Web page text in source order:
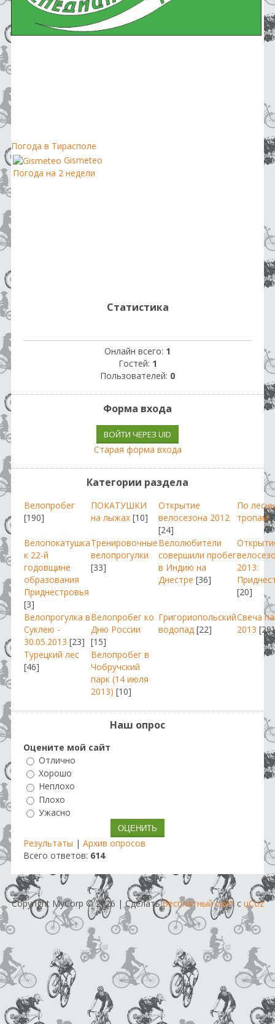
Погода в Тирасполе
Gismeteo
Погода на 2 недели
Статистика
Онлайн всего: 1
Гостей: 1
Пользователей: 0
Форма входа
ВОЙТИ ЧЕРЕЗ UID
Старая форма входа
Категории раздела
Велопробег
[190]
ПОКАТУШКИ
на лыжах [10]
Открытие
велосезона 2012
[24]
По
тропам
Велопокатушка
к 22-й
годовщине
образования
Приднестровья
[3]
Тренировочные
велопрогулки
[33]
Велолюбители
совершили пробег
в Индию на
Днестре [36]
2013:
[20]
Велопрогулка в
Суклею -
30.05.2013 [23]
Велопробег ко
Дню России
[15]
Григориопольский
водопад [22]
Свеча
2013 [29]
Турецкий лес
[46]
Велопробег в
Чобручский
парк (14 июля
2013) [10]
Наш опрос
Оцените мой сайт
Отлично
Хорошо
Неплохо
Плохо
Ужасно
Результаты | Архив опросов
Всего ответов: 614
Copyright MyCorp © 2026 |Сделатьбесплатный сайтс uCoz